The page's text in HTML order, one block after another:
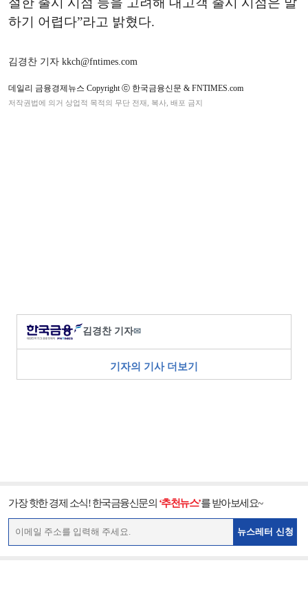
하기 어렵다”라고 밝혔다.
김경찬 기자 kkch@fntimes.com
데일리 금융경제뉴스 Copyright ⓒ 한국금융신문 & FNTIMES.com
저작권법에 의거 상업적 목적의 무단 전재, 복사, 배포 금지
김경찬 기자✉
기자의 기사 더보기
가장 핫한 경제 소식! 한국금융신문의 ‘추천뉴스’를 받아보세요~
뉴스레터 신청